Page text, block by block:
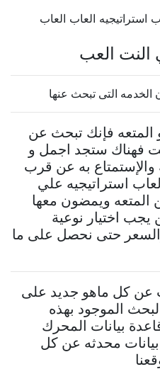
العاب العاب
العب
التى تبحث عنها
فإنك تبحث عن
فهناك ستجد اجمل و
به عن قرب
استراتيجيه علي
المتعه ويمضون معها
اختيار نوعية
حتى نحصل على ما
كل ماهو جديد على
الموجود بهذه
بيانات المحرك
محدثه عن كل